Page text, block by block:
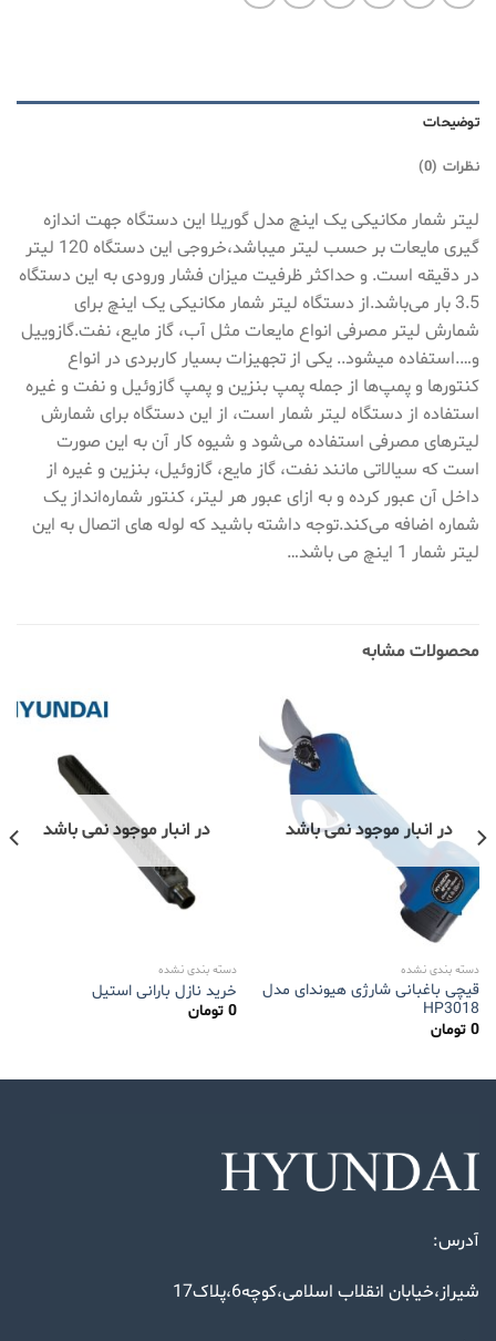
توضیحات
نظرات (0)
لیتر شمار مکانیکی یک اینچ مدل گوریلا این دستگاه جهت اندازه
گیری مایعات بر حسب لیتر میباشد،خروجی این دستگاه 120 لیتر
در دقیقه است. و حداکثر ظرفیت میزان فشار ورودی به این دستگاه
3.5 بار می‌باشد.از دستگاه لیتر شمار مکانیکی یک اینچ برای
شمارش لیتر مصرفی انواع مایعات مثل آب، گاز مایع، نفت.گازوییل
و….استفاده میشود.. یکی از تجهیزات بسیار کاربردی در انواع
کنتورها و پمپ‌ها از جمله پمپ بنزین و پمپ گازوئیل و نفت و غیره
استفاده از دستگاه لیتر شمار است، از این دستگاه برای شمارش
لیترهای مصرفی استفاده می‌شود و شیوه کار آن به این صورت
است که سیالاتی مانند نفت، گاز مایع، گازوئیل، بنزین و غیره از
داخل آن عبور کرده و به ازای عبور هر لیتر، کنتور شماره‌انداز یک
شماره اضافه می‌کند.توجه داشته باشید که لوله های اتصال به این
لیتر شمار 1 اینچ می باشد…
محصولات مشابه
در انبار موجود نمی باشد
دسته بندی نشده
قیچی باغبانی شارژی هیوندای مدل
HP3018
0 تومان
در انبار موجود نمی باشد
دسته بندی نشده
خرید نازل بارانی استیل
0 تومان
آدرس:
شیراز،خیابان انقلاب اسلامی،کوچه6،پلاک17